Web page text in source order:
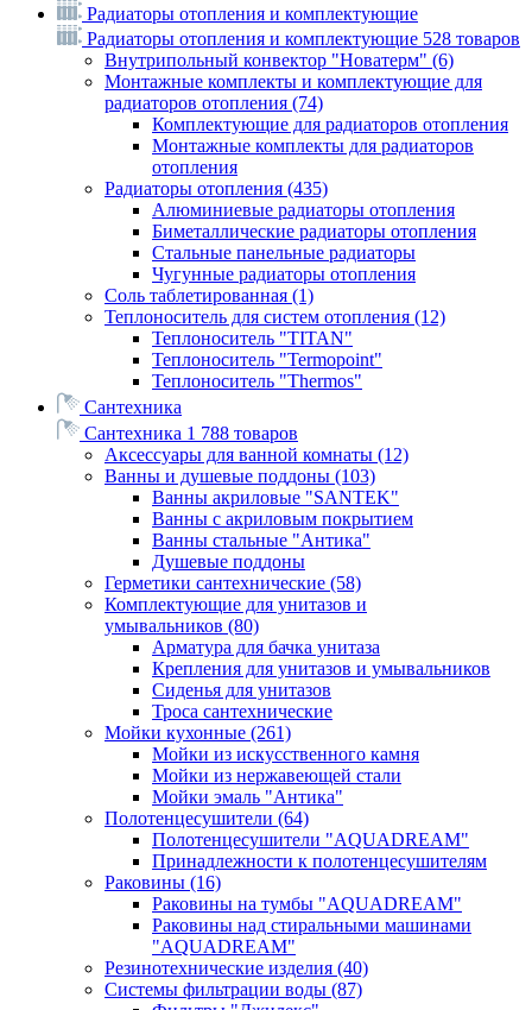
Радиаторы отопления и комплектующие
Радиаторы отопления и комплектующие 528 товаров
Внутрипольный конвектор "Новатерм" (6)
Монтажные комплекты и комплектующие для
радиаторов отопления (74)
Комплектующие для радиаторов отопления
Монтажные комплекты для радиаторов
отопления
Радиаторы отопления (435)
Алюминиевые радиаторы отопления
Биметаллические радиаторы отопления
Стальные панельные радиаторы
Чугунные радиаторы отопления
Соль таблетированная (1)
Теплоноситель для систем отопления (12)
Теплоноситель "TITAN"
Теплоноситель "Termopoint"
Теплоноситель "Thermos"
Сантехника
Сантехника 1 788 товаров
Аксессуары для ванной комнаты (12)
Ванны и душевые поддоны (103)
Ванны акриловые "SANTEK"
Ванны с акриловым покрытием
Ванны стальные "Антика"
Душевые поддоны
Герметики сантехнические (58)
Комплектующие для унитазов и
умывальников (80)
Арматура для бачка унитаза
Крепления для унитазов и умывальников
Сиденья для унитазов
Троса сантехнические
Мойки кухонные (261)
Мойки из искусственного камня
Мойки из нержавеющей стали
Мойки эмаль "Антика"
Полотенцесушители (64)
Полотенцесушители "AQUADREAM"
Принадлежности к полотенцесушителям
Раковины (16)
Раковины на тумбы "AQUADREAM"
Раковины над стиральными машинами
"AQUADREAM"
Резинотехнические изделия (40)
Системы фильтрации воды (87)